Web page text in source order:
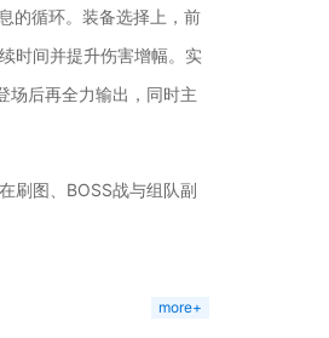
的循环。装备选择上，前
时间并提升伤害增幅。实
场后再全力输出，同时主
刷图、BOSS战与组队副
more+